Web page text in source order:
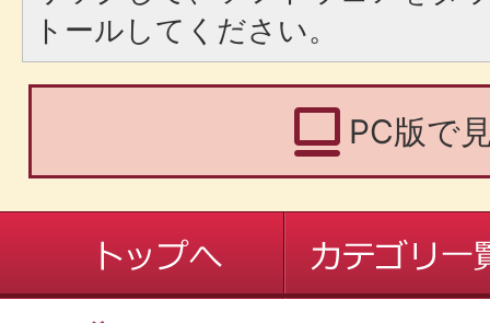
トールしてください。
PC版で